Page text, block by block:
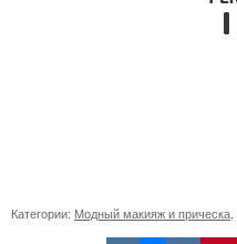
Категории: Модный макияж и прическа